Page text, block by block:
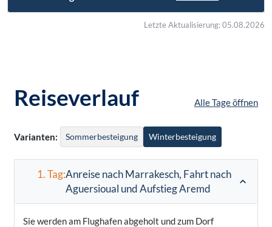
Letzte Aktualisierung: 05.08.2026
Reiseverlauf Alle Tage öffnen
Varianten: Sommerbesteigung Winterbesteigung
1. Tag:Anreise nach Marrakesch, Fahrt nach
Aguersioual und Aufstieg Aremd
Sie werden am Flughafen abgeholt und zum Dorf